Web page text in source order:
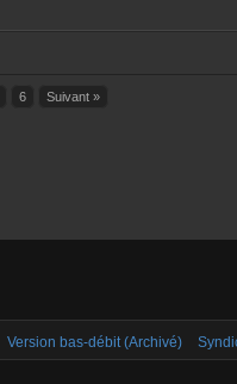
6 Suivant »
Version bas-débit (Archivé)